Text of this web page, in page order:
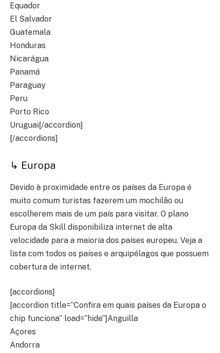
Equador
El Salvador
Guatemala
Honduras
Nicarágua
Panamá
Paraguay
Peru
Porto Rico
Uruguai[/accordion]
[/accordions]
↳ Europa
Devido à proximidade entre os países da Europa é
muito comum turistas fazerem um mochilão ou
escolherem mais de um país para visitar. O plano
Europa da Skill disponibiliza internet de alta
velocidade para a maioria dos países europeu. Veja a
lista com todos os países e arquipélagos que possuem
cobertura de internet.
[accordions]
[accordion title=”Confira em quais países da Europa o
chip funciona” load=”hide”]Anguilla
Açores
Andorra